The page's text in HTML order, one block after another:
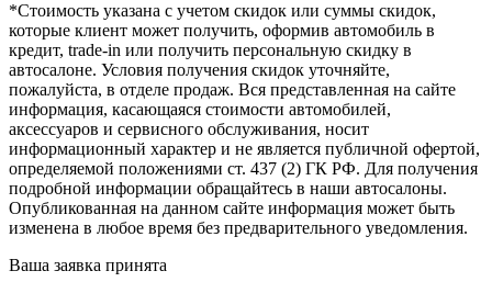
*Стоимость указана с учетом скидок или суммы скидок,
которые клиент может получить, оформив автомобиль в
кредит, trade-in или получить персональную скидку в
автосалоне. Условия получения скидок уточняйте,
пожалуйста, в отделе продаж. Вся представленная на сайте
информация, касающаяся стоимости автомобилей,
аксессуаров и сервисного обслуживания, носит
информационный характер и не является публичной офертой,
определяемой положениями ст. 437 (2) ГК РФ. Для получения
подробной информации обращайтесь в наши автосалоны.
Опубликованная на данном сайте информация может быть
изменена в любое время без предварительного уведомления.
Ваша заявка принята